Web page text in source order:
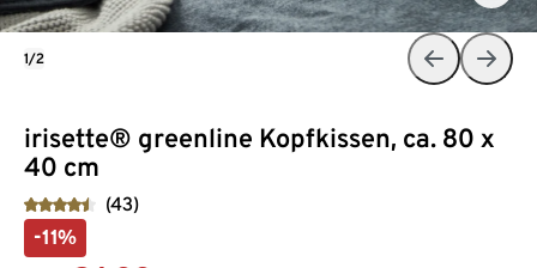
irisette® greenline Kopfkissen, ca. 80 x
40 cm
(43)
-11%
1/2